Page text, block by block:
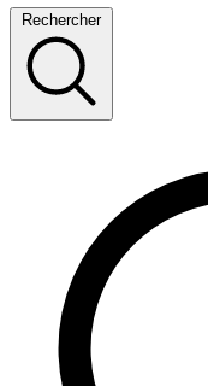
Rechercher